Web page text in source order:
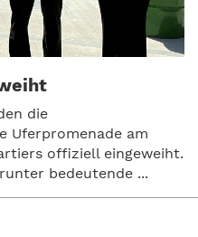
die
Uferpromenade am
offiziell eingeweiht.
bedeutende ...